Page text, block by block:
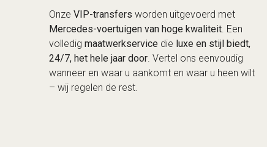
Onze VIP-transfers worden uitgevoerd met
Mercedes-voertuigen van hoge kwaliteit. Een
volledig maatwerkservice die luxe en stijl biedt,
24/7, het hele jaar door. Vertel ons eenvoudig
wanneer en waar u aankomt en waar u heen wilt
– wij regelen de rest.